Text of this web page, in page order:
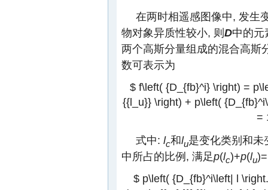
在两时相遥感图像中, 发生
物对象异质性较小, 则D中的元
两个高斯分量组成的混合高斯
数可表示为
$ f\left( {D_{fb}^i} \right) =
{{l_u}} \right) + p\left(
=
式中: lc和lu是变化类别和未
中所占的比例, 满足p(lc)+p(lu
$ p\left( {D_{fb}^i\left| l